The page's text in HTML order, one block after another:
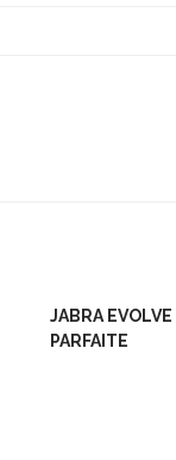
JABRA EVOLVE
PARFAITE